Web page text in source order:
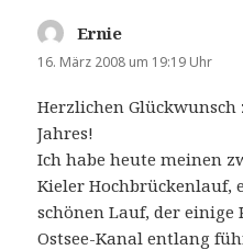
Ernie
16. März 2008 um 19:19 Uhr
Herzlichen Glückwunsch
Jahres!
Ich habe heute meinen
Kieler Hochbrückenlauf,
schönen Lauf, der
Ostsee-Kanal entlang